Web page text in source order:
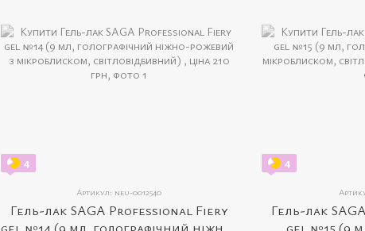
4
Артикул: neu-0012540
Гель-лак SAGA Professional Fiery
gel №14 (9 мл, голографічний ніжно-
4
Гель-лак
gel №15 (9